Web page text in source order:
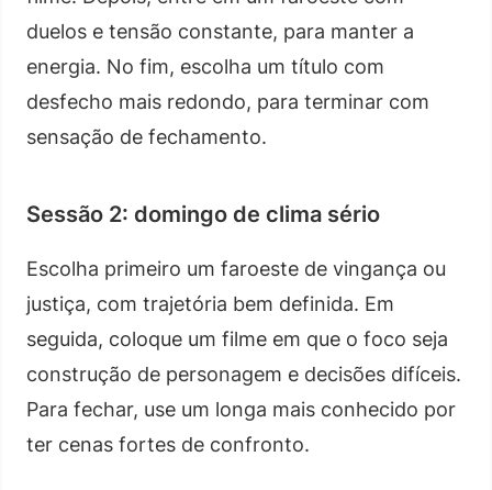
duelos e tensão constante, para manter a
energia. No fim, escolha um título com
desfecho mais redondo, para terminar com
sensação de fechamento.
Sessão 2: domingo de clima sério
Escolha primeiro um faroeste de vingança ou
justiça, com trajetória bem definida. Em
seguida, coloque um filme em que o foco seja
construção de personagem e decisões difíceis.
Para fechar, use um longa mais conhecido por
ter cenas fortes de confronto.